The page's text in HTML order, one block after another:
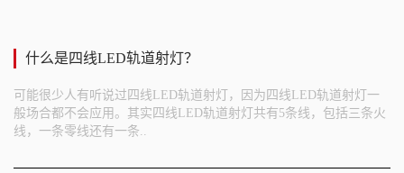
什么是四线LED轨道射灯？
可能很少人有听说过四线LED轨道射灯，因为四线LED轨道射灯一
般场合都不会应用。其实四线LED轨道射灯共有5条线，包括三条火
线，一条零线还有一条..